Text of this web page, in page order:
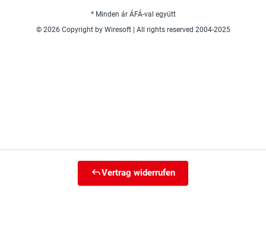
* Minden ár ÁFÁ-val együtt
© 2026 Copyright by Wiresoft | All rights reserved 2004-2025
Vertrag widerrufen